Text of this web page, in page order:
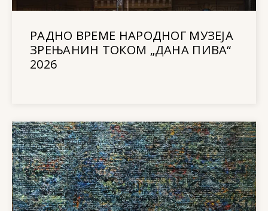
РАДНО ВРЕМЕ НАРОДНОГ МУЗЕЈА
ЗРЕЊАНИН ТОКОМ „ДАНА ПИВА“
2026